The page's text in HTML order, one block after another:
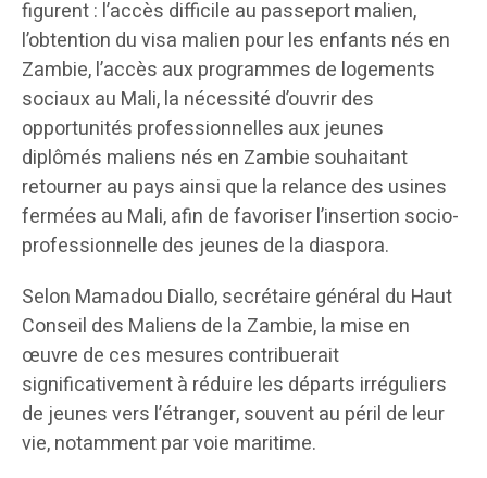
figurent : l’accès difficile au passeport malien,
l’obtention du visa malien pour les enfants nés en
Zambie, l’accès aux programmes de logements
sociaux au Mali, la nécessité d’ouvrir des
opportunités professionnelles aux jeunes
diplômés maliens nés en Zambie souhaitant
retourner au pays ainsi que la relance des usines
fermées au Mali, afin de favoriser l’insertion socio-
professionnelle des jeunes de la diaspora.
Selon Mamadou Diallo, secrétaire général du Haut
Conseil des Maliens de la Zambie, la mise en
œuvre de ces mesures contribuerait
significativement à réduire les départs irréguliers
de jeunes vers l’étranger, souvent au péril de leur
vie, notamment par voie maritime.